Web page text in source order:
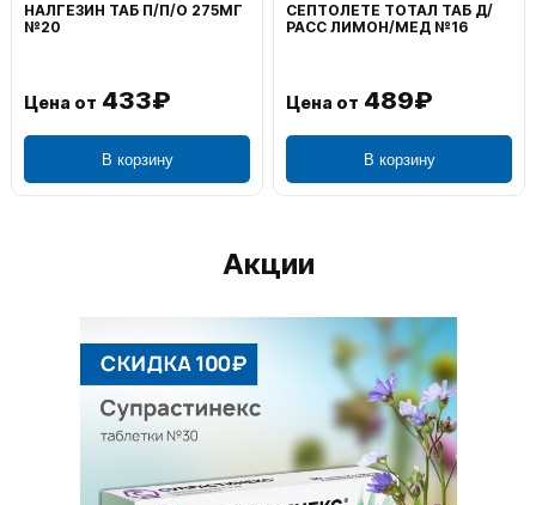
НАЛГЕЗИН ТАБ П/П/О 275МГ
№20
Цена от 433₽
В корзину
СЕПТОЛЕТЕ ТОТАЛ ТАБ Д/
РАСС ЛИМОН/МЕД №16
Цена от 489₽
В корзину
Акции